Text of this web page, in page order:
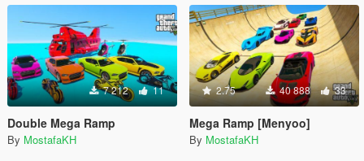
7 212 11
Double Mega Ramp
By MostafaKH
2.75 40 888 33
Mega Ramp [Menyoo]
By MostafaKH